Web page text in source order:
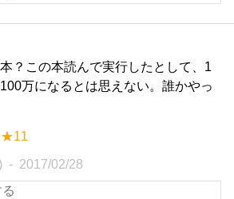
？この本読んで実行したとして、1
万になるとは思えない。誰かやっ
★11
2017/02/28